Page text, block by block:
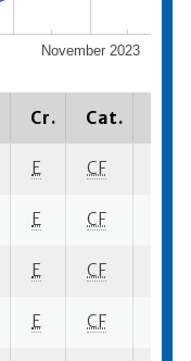
November 2023
Cr. Cat.
E CF
E CF
E CF
E CF